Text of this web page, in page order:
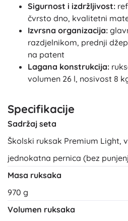
Sigurnost i izdržljivost:
čvrsto dno, kvalitetni
Izvrsna organizacija:
razdjelnikom, prednji
na patent
Lagana konstrukcija:
volumen 26 l, nosivost 8
Specifikacije
Sadržaj seta
Školski ruksak Premium Light,
jednokatna pernica (bez
Masa ruksaka
970 g
Volumen ruksaka